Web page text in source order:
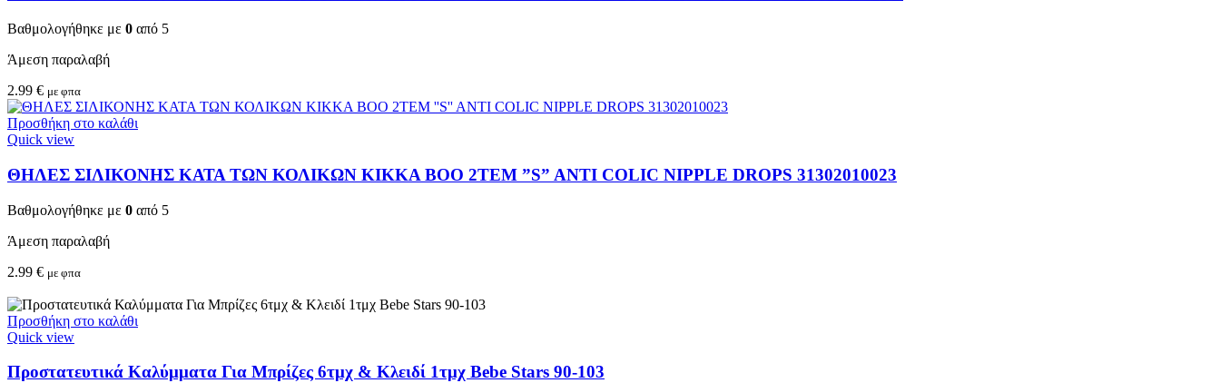
Βαθμολογήθηκε με 0 από 5
Άμεση παραλαβή
2.99 € με φπα
Προσθήκη στο καλάθι
Quick view
ΘΗΛΕΣ ΣΙΛΙΚΟΝΗΣ ΚΑΤΑ ΤΩΝ ΚΟΛΙΚΩΝ KIKKA BOO 2TEM ”S” ANTI COLIC NIPPLE DROPS 31302010023
Βαθμολογήθηκε με 0 από 5
Άμεση παραλαβή
2.99 € με φπα
Προσθήκη στο καλάθι
Quick view
Προστατευτικά Καλύμματα Για Μπρίζες 6τμχ & Κλειδί 1τμχ Bebe Stars 90-103